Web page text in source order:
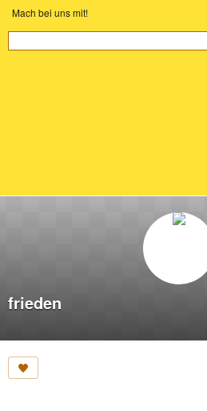
Mach bei uns mit!
frieden